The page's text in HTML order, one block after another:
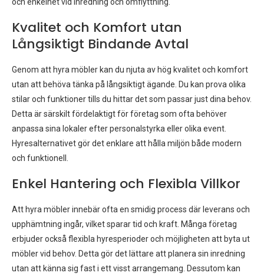
Kvalitet och Komfort utan
Långsiktigt Bindande Avtal
Genom att hyra möbler kan du njuta av hög kvalitet och komfort
utan att behöva tänka på långsiktigt ägande. Du kan prova olika
stilar och funktioner tills du hittar det som passar just dina behov.
Detta är särskilt fördelaktigt för företag som ofta behöver
anpassa sina lokaler efter personalstyrka eller olika event.
Hyresalternativet gör det enklare att hålla miljön både modern
och funktionell.
Enkel Hantering och Flexibla Villkor
Att hyra möbler innebär ofta en smidig process där leverans och
upphämtning ingår, vilket sparar tid och kraft. Många företag
erbjuder också flexibla hyresperioder och möjligheten att byta ut
möbler vid behov. Detta gör det lättare att planera sin inredning
utan att känna sig fast i ett visst arrangemang. Dessutom kan